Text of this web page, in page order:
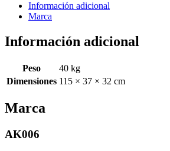
Información adicional
Marca
Información adicional
Peso
40 kg
Dimensiones 115 × 37 × 32 cm
Marca
AK006